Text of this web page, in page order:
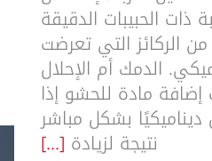
ذات الحبيبات الدقيقة
الركائز التي تعرضت
الدمك أم الإحلال
إضافة مادة للحشو إذا
بشكل مباشر
نتيجة لزيادة [...]